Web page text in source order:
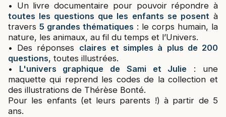
• Un livre documentaire pour pouvoir répondre à
toutes les questions que les enfants se posentà
travers 5 grandes thématiques : le corps humain, la
nature, les animaux, au fil du temps et l’Univers.
• Des réponses claires et simples à plus de 200
questions, toutes illustrées.
• L'univers graphique de Sami et Julie : une
maquette qui reprend les codes de la collection et
des illustrations de Thérèse Bonté.
Pour les enfants (et leurs parents !) à partir de 5
ans.